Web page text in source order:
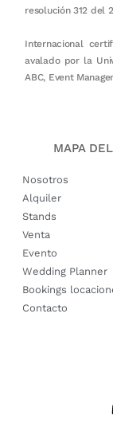
resolución 312 del
Internacional
avalado por la
ABC, Event
MAPA
Nosotros
Alquiler
Stands
Venta
Evento
Wedding Planner
Bookings
Contacto